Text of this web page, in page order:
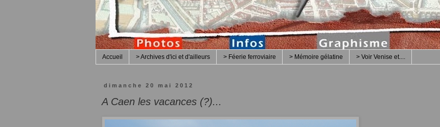
Accueil > Archives d'ici et d'ailleurs > Féerie ferroviaire > Mémoire gélatine > Voir Venise et....
dimanche 20 mai 2012
A Caen les vacances (?)...